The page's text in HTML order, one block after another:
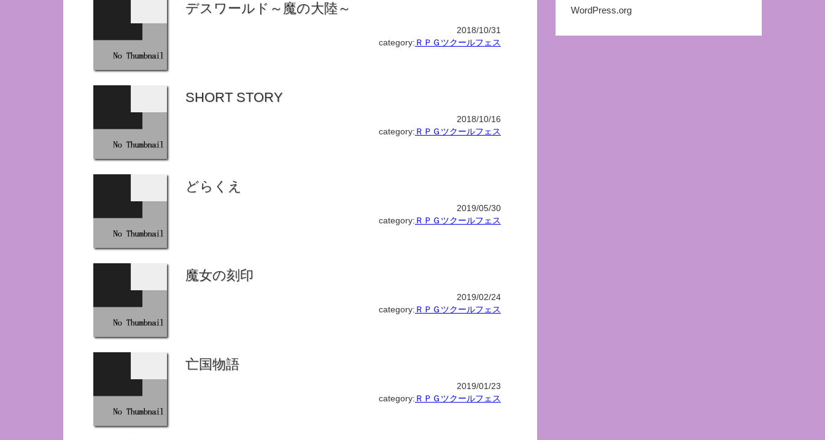
デスワールド～魔の大陸～
2018/10/31
category: ＲＰＧツクールフェス
SHORT STORY
2018/10/16
category: ＲＰＧツクールフェス
どらくえ
2019/05/30
category: ＲＰＧツクールフェス
魔女の刻印
2019/02/24
category: ＲＰＧツクールフェス
亡国物語
2019/01/23
category: ＲＰＧツクールフェス
WordPress.org